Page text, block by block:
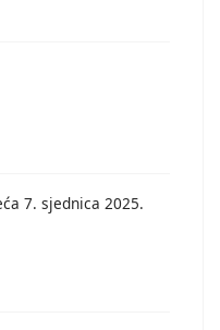
7. sjednica 2025.